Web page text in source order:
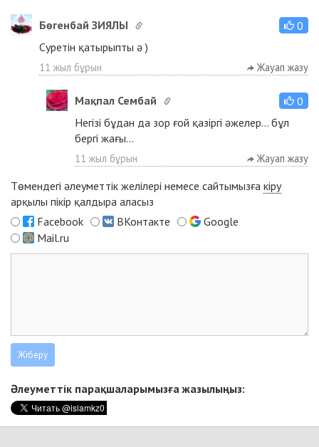
Бөгенбай ЗИЯЛЫ
0
Суретін қатырыпты ә )
11 жыл бұрын Жауап жазу
Мақпал Сембай
0
Негізі бұдан да зор ғой қазіргі әжелер... бұл
бергі жағы...
11 жыл бұрын Жауап жазу
Төмендегі әлеуметтік желілері немесе сайтымызға кіру
арқылы пікір қалдыра аласыз
Facebook
ВКонтакте
Google
Mail.ru
Әлеуметтік парақшаларымызға жазылыңыз: